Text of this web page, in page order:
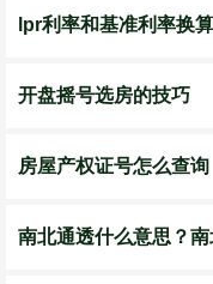
lpr利率和基准利率换
开盘摇号选房的技巧
房屋产权证号怎么查询
南北通透什么意思？